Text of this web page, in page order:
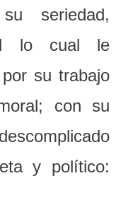
seriedad,
lo cual le
su trabajo
con su
y político: